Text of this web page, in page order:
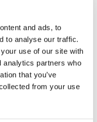
and ads, to
to analyse our traffic.
use of our site with
analytics partners who
that you’ve
from your use
mercados
han generado estas
las marcas o para los
las promociones
no se hubiesen
es la forma
de una